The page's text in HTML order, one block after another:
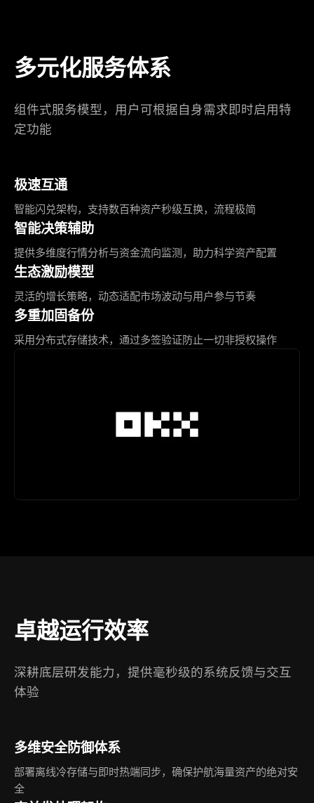
多元化服务体系
组件式服务模型，用户可根据自身需求即时启用特
定功能
极速互通
智能闪兑架构，支持数百种资产秒级互换，流程极简
智能决策辅助
提供多维度行情分析与资金流向监测，助力科学资产配置
生态激励模型
灵活的增长策略，动态适配市场波动与用户参与节奏
多重加固备份
采用分布式存储技术，通过多签验证防止一切非授权操作
卓越运行效率
深耕底层研发能力，提供毫秒级的系统反馈与交互
体验
多维安全防御体系
部署离线冷存储与即时热端同步，确保护航海量资产的绝对安
全